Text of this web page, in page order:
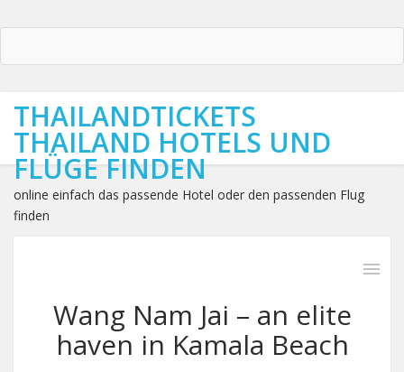
THAILANDTICKETS
THAILAND HOTELS UND
FLÜGE FINDEN
online einfach das passende Hotel oder den passenden Flug
finden
Wang Nam Jai – an elite
haven in Kamala Beach